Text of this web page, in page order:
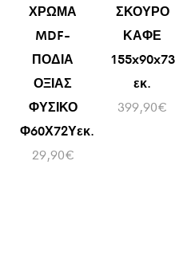
ΧΡΩΜΑ
MDF-
ΠΟΔΙΑ
ΟΞΙΑΣ
ΦΥΣΙΚΟ
Φ60Χ72Υεκ.
29,90€
ΣΚΟΥΡΟ
ΚΑΦΕ
155x90x73
εκ.
399,90€